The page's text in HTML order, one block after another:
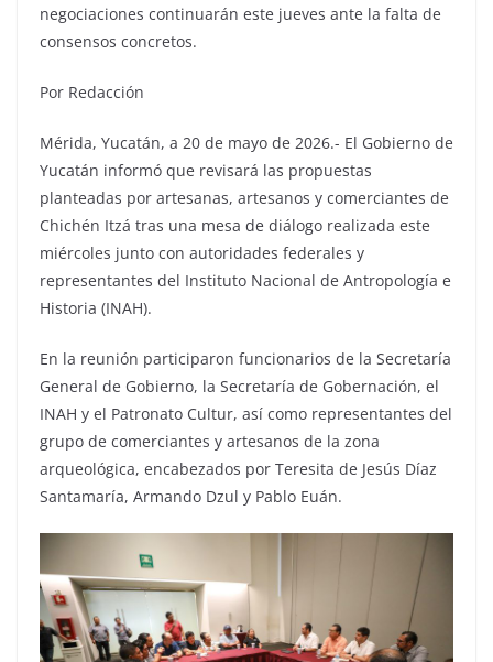
negociaciones continuarán este jueves ante la falta de
consensos concretos.
Por Redacción
Mérida, Yucatán, a 20 de mayo de 2026.- El Gobierno de
Yucatán informó que revisará las propuestas
planteadas por artesanas, artesanos y comerciantes de
Chichén Itzá tras una mesa de diálogo realizada este
miércoles junto con autoridades federales y
representantes del Instituto Nacional de Antropología e
Historia (INAH).
En la reunión participaron funcionarios de la Secretaría
General de Gobierno, la Secretaría de Gobernación, el
INAH y el Patronato Cultur, así como representantes del
grupo de comerciantes y artesanos de la zona
arqueológica, encabezados por Teresita de Jesús Díaz
Santamaría, Armando Dzul y Pablo Euán.